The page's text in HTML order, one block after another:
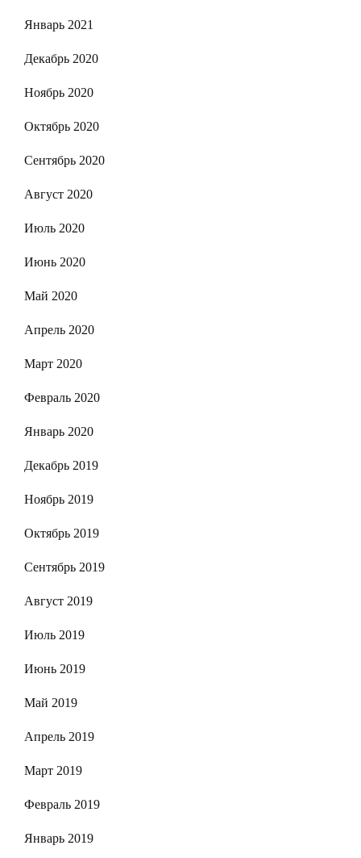
Январь 2021
Декабрь 2020
Ноябрь 2020
Октябрь 2020
Сентябрь 2020
Август 2020
Июль 2020
Июнь 2020
Май 2020
Апрель 2020
Март 2020
Февраль 2020
Январь 2020
Декабрь 2019
Ноябрь 2019
Октябрь 2019
Сентябрь 2019
Август 2019
Июль 2019
Июнь 2019
Май 2019
Апрель 2019
Март 2019
Февраль 2019
Январь 2019